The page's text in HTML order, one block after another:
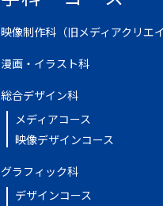
映像制作科（旧メディアクリエ
漫画・イラスト科
総合デザイン科
メディアコース
映像デザインコース
グラフィック科
デザインコース